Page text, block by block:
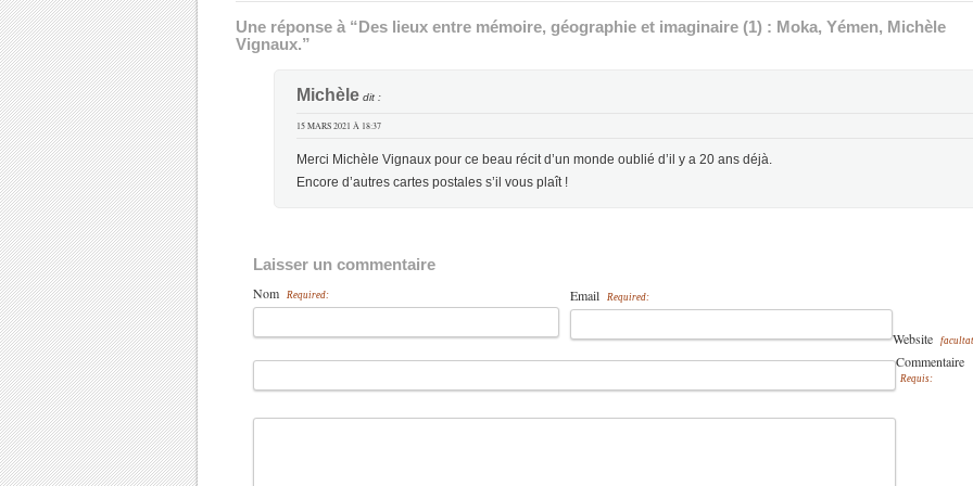
Une réponse à “Des lieux entre mémoire, géographie et imaginaire (1) : Moka, Yémen, Michèle
Vignaux.”
Michèle dit :
15 MARS 2021 À 18:37
Merci Michèle Vignaux pour ce beau récit d’un monde oublié d’il y a 20 ans déjà.
Encore d’autres cartes postales s’il vous plaît !
Laisser un commentaire
Nom Required: Email Required:
Website
Commentaire
Requis: